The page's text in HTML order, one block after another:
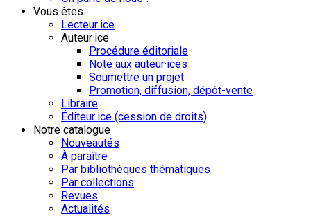
Vous êtes
Lecteur·ice
Auteur·ice
Procédure éditoriale
Note aux auteur·ices
Soumettre un projet
Promotion, diffusion, dépôt-vente
Libraire
Éditeur·ice (cession de droits)
Notre catalogue
Nouveautés
À paraître
Par bibliothèques thématiques
Par collections
Revues
Actualités